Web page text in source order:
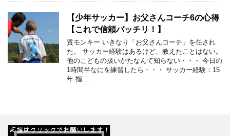
【少年サッカー】お父さんコーチ6の心得
【これで信頼バッチリ！】
質モンキー いきなり「お父さんコーチ」を任され
た。 サッカー経験はあるけど、教えたことはない。
他のこどもの扱いかたなんて知らない・・・ 今日の
1時間半なにを練習したら・・・ サッカー経験：15
年 指 …